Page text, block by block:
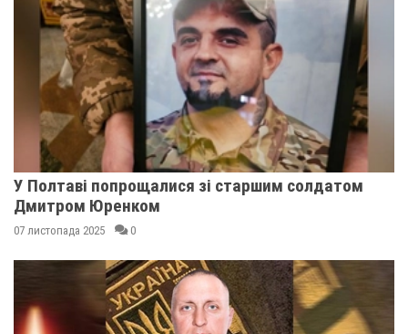
У Полтаві попрощалися зі старшим солдатом
Дмитром Юренком
07 листопада 2025 0